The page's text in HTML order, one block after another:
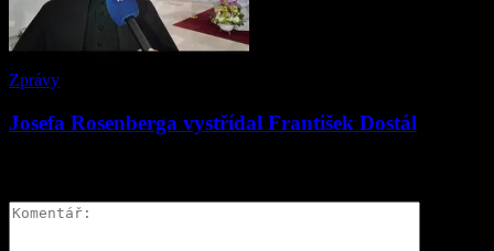
Zprávy
Josefa Rosenberga vystřídal František Dostál